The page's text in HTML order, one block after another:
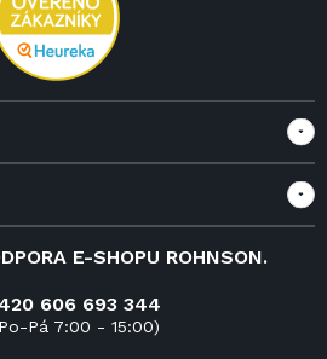
E-SHOPU ROHNSON.
606 693 344
Pá 7:00 - 15:00)